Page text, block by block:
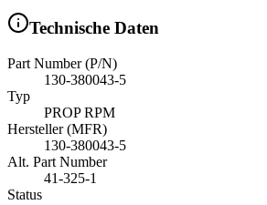
Technische Daten
Part Number (P/N)
130-380043-5
Typ
PROP RPM
Hersteller (MFR)
130-380043-5
Alt. Part Number
41-325-1
Status